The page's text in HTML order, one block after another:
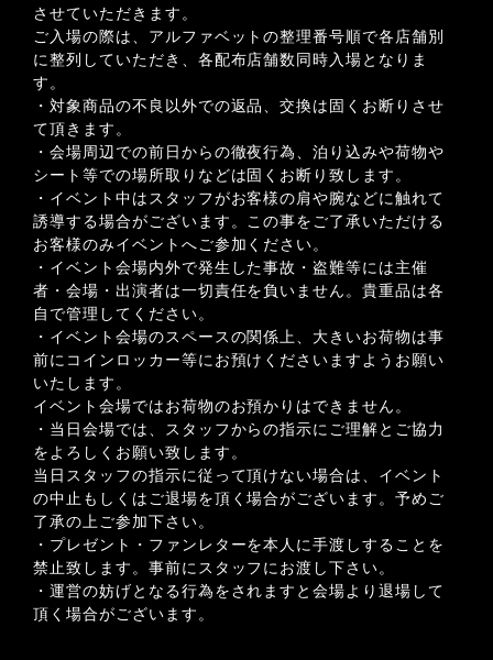
させていただきます。
ご入場の際は、アルファベットの整理番号順で各店舗別
に整列していただき、各配布店舗数同時入場となりま
す。
・対象商品の不良以外での返品、交換は固くお断りさせ
て頂きます。
・会場周辺での前日からの徹夜行為、泊り込みや荷物や
シート等での場所取りなどは固くお断り致します。
・イベント中はスタッフがお客様の肩や腕などに触れて
誘導する場合がございます。この事をご了承いただける
お客様のみイベントへご参加ください。
・イベント会場内外で発生した事故・盗難等には主催
者・会場・出演者は一切責任を負いません。貴重品は各
自で管理してください。
・イベント会場のスペースの関係上、大きいお荷物は事
前にコインロッカー等にお預けくださいますようお願い
いたします。
イベント会場ではお荷物のお預かりはできません。
・当日会場では、スタッフからの指示にご理解とご協力
をよろしくお願い致します。
当日スタッフの指示に従って頂けない場合は、イベント
の中止もしくはご退場を頂く場合がございます。予めご
了承の上ご参加下さい。
・プレゼント・ファンレターを本人に手渡しすることを
禁止致します。事前にスタッフにお渡し下さい。
・運営の妨げとなる行為をされますと会場より退場して
頂く場合がございます。